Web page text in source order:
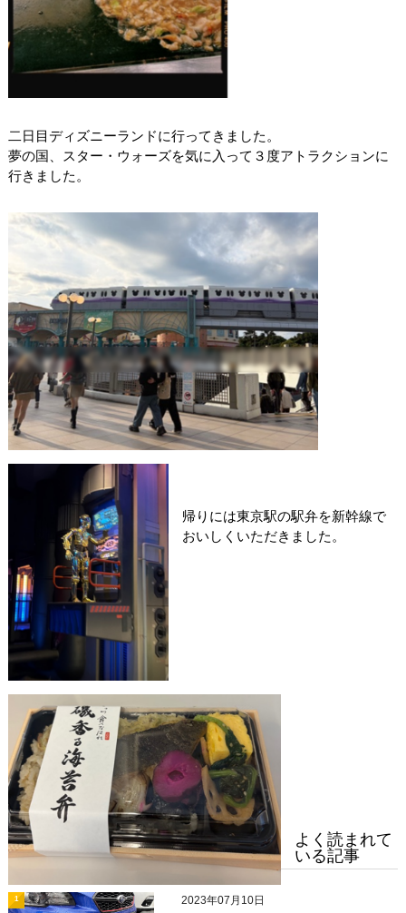
二日目ディズニーランドに行ってきました。
夢の国、スター・ウォーズを気に入って３度アトラクションに
行きました。
帰りには東京駅の駅弁を新幹線で
おいしくいただきました。
よく読まれて
いる記事
1 2023年07月10日